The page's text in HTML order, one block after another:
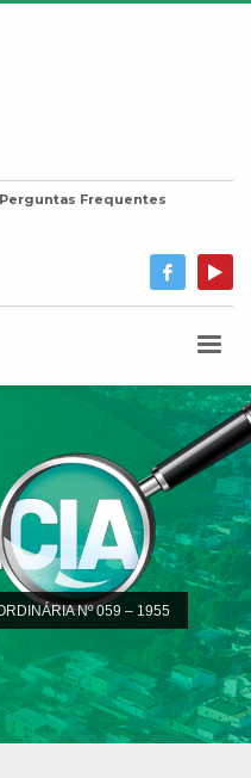
Perguntas Frequentes
Nº 059 – 1955